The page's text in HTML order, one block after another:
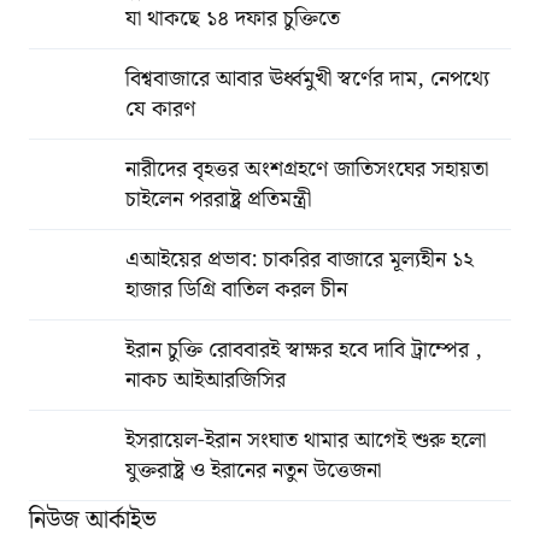
যা থাকছে ১৪ দফার চুক্তিতে
বিশ্ববাজারে আবার ঊর্ধ্বমুখী স্বর্ণের দাম, নেপথ্যে
যে কারণ
নারীদের বৃহত্তর অংশগ্রহণে জাতিসংঘের সহায়তা
চাইলেন পররাষ্ট্র প্রতিমন্ত্রী
এআইয়ের প্রভাব: চাকরির বাজারে মূল্যহীন ১২
হাজার ডিগ্রি বাতিল করল চীন
ইরান চুক্তি রোববারই স্বাক্ষর হবে দাবি ট্রাম্পের ,
নাকচ আইআরজিসির
ইসরায়েল-ইরান সংঘাত থামার আগেই শুরু হলো
যুক্তরাষ্ট্র ও ইরানের নতুন উত্তেজনা
নিউজ আর্কাইভ